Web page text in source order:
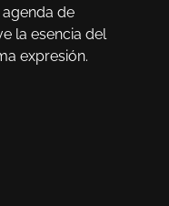
de
la esencia del
expresión.